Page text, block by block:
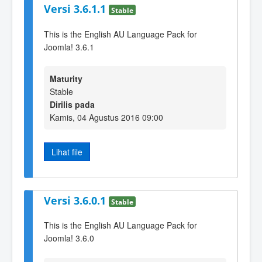
Versi 3.6.1.1 Stable
This is the English AU Language Pack for
Joomla! 3.6.1
Maturity
Stable
Dirilis pada
Kamis, 04 Agustus 2016 09:00
Lihat file
Versi 3.6.0.1 Stable
This is the English AU Language Pack for
Joomla! 3.6.0